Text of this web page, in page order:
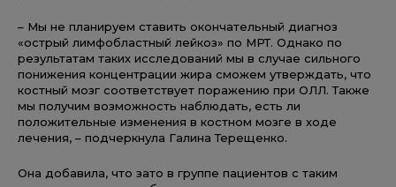
– Мы не планируем ставить окончательный диагноз
«острый лимфобластный лейкоз» по МРТ. Однако по
результатам таких исследований мы в случае сильного
понижения концентрации жира сможем утверждать, что
костный мозг соответствует поражению при ОЛЛ. Также
мы получим возможность наблюдать, есть ли
положительные изменения в костном мозге в ходе
лечения, – подчеркнула Галина Терещенко.
Она добавила, что зато в группе пациентов с таким